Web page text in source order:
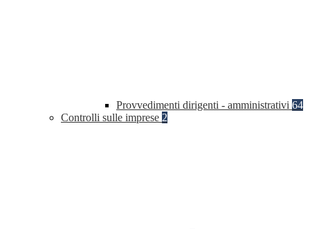
Provvedimenti dirigenti - amministrativi 64
Controlli sulle imprese 2